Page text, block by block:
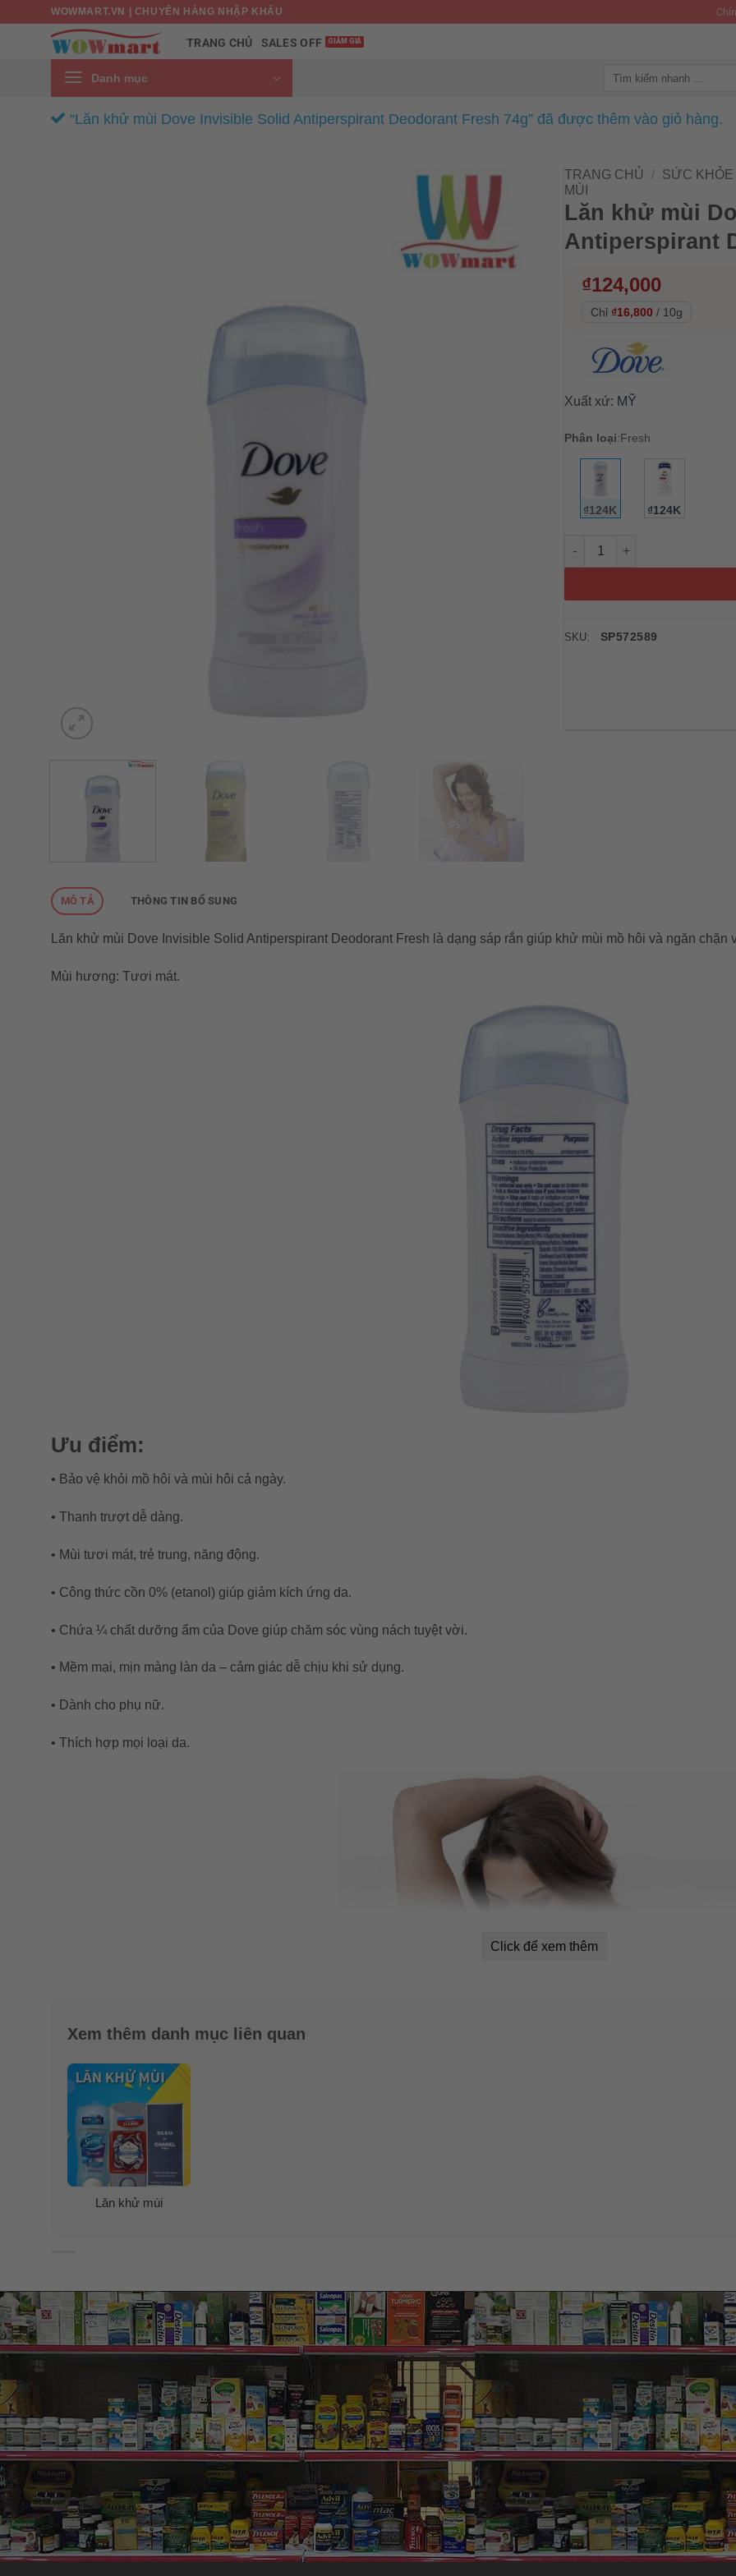
WOWMART.VN | CHUYÊN HÀNG NHẬP KHẨU
TRANG CHỦ SALES OFF
Danh mục
“Lăn khử mùi Dove Invisible Solid Antiperspirant Deodorant Fresh 74g” đã được thêm vào giỏ hàng.
TRANG CHỦ / SỨC
MÙI
Lăn khử mùi
Antiperspirant
₫124,000
Chỉ ₫16,800 / 10g
Xuất xứ: MỸ
Phân loại:Fresh
₫124K ₫124K
Lăn khử mùi Dove Invisible
SKU: SP572589
MÔ TẢ THÔNG TIN BỔ SUNG
Lăn khử mùi Dove Invisible Solid Antiperspirant Deodorant Fresh là dạng sáp rắn giúp khử mùi mồ hôi và ngăn
Mùi hương: Tươi mát.
Ưu điểm:
• Bảo vệ khỏi mồ hôi và mùi hôi cả ngày.
• Thanh trượt dễ dàng.
• Mùi tươi mát, trẻ trung, năng động.
• Công thức cồn 0% (etanol) giúp giảm kích ứng da.
• Chứa ¼ chất dưỡng ẩm của Dove giúp chăm sóc vùng nách tuyệt vời.
• Mềm mại, mịn màng làn da – cảm giác dễ chịu khi sử dụng.
• Dành cho phụ nữ.
• Thích hợp mọi loại da.
Click để xem thêm
Xem thêm danh mục liên quan
Lăn khử mùi